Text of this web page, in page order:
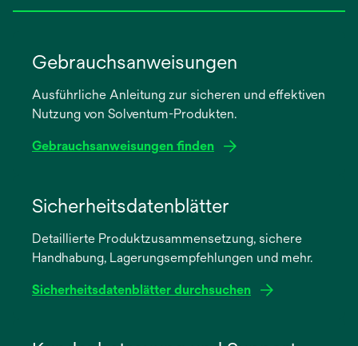
Gebrauchsanweisungen
Ausführliche Anleitung zur sicheren und effektiven
Nutzung von Solventum-Produkten.
Gebrauchsanweisungen finden
neuen
Registerkarte
Sicherheitsdatenblätter
Detaillierte Produktzusammensetzung, sichere
Handhabung, Lagerungsempfehlungen und mehr.
Sicherheitsdatenblätter durchsuchen